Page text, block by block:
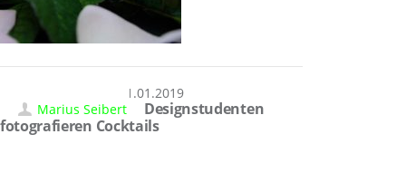
31.01.2019
Marius Seibert
Designstudenten
fotografieren Cocktails